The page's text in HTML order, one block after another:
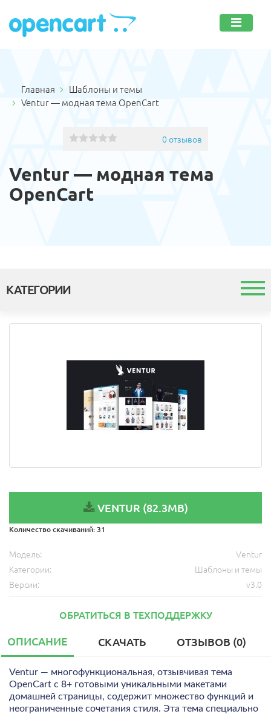
Главная
Шаблоны и темы
Ventur — модная тема OpenCart
Ventur — модная тема
OpenCart
0 отзывов
КАТЕГОРИИ
Шаблоны и темы
VENTUR (82.3MB)
Количество скачиваний:31
Модель:
Ventur
Категории:
Шаблоны и темы
Версии:
v3.0
ОБРАТИТЬСЯ В ТЕХПОДДЕРЖКУ
ОПИСАНИЕ СКАЧАТЬ ОТЗЫВОВ (0)
Ventur — многофункциональная, отзывчивая тема
OpenCart с 8+ готовыми уникальными макетами
домашней страницы, содержит множество функций и
неограниченные сочетания стиля. Эта тема специально